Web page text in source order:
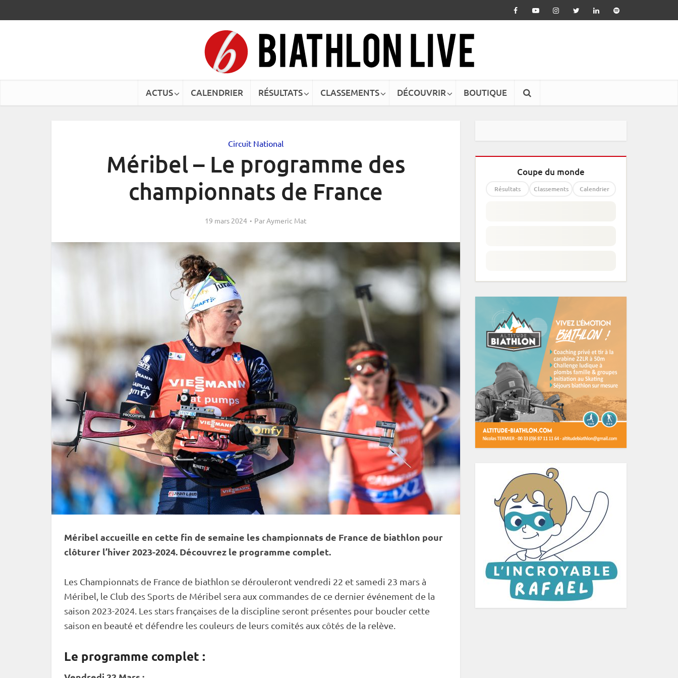
ACTUS CALENDRIER RÉSULTATS CLASSEMENTS DÉCOUVRIR BOUTIQUE
Circuit National
Méribel – Le programme des
championnats de France
19 mars 2024 ParAymeric Mat
Méribel accueille en cette fin de semaine les championnats de France de biathlon pour
clôturer l’hiver 2023-2024. Découvrez le programme complet.
Les Championnats de France de biathlon se dérouleront vendredi 22 et samedi 23 mars à
Méribel, le Club des Sports de Méribel sera aux commandes de ce dernier événement de la
saison 2023-2024. Les stars françaises de la discipline seront présentes pour boucler cette
saison en beauté et défendre les couleurs de leurs comités aux côtés de la relève.
Le programme complet :
Coupe du monde
Résultats Classements Calendrier